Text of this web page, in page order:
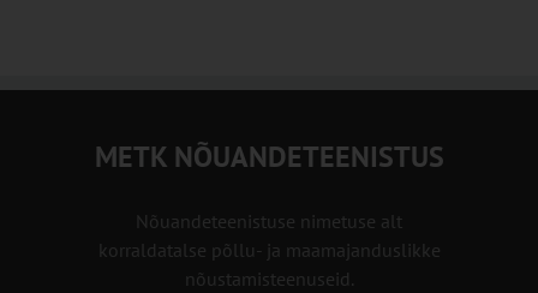
METK NÕUANDETEENISTUS
Nõuandeteenistuse nimetuse alt
korraldatalse põllu- ja maamajanduslikke
nõustamisteenuseid.